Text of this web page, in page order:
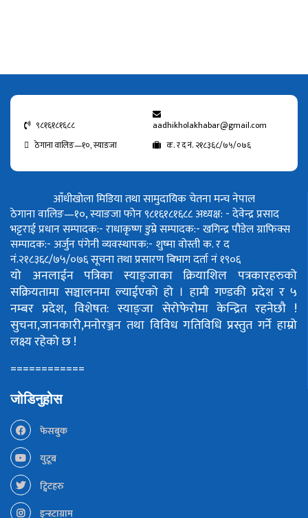
९८१६१८१६८८
aadhikholakhabar@gmail.com
ठेगाना वालिङ—१०, स्याङजा
क. र द नं. २१८३६८/७५/०७६
आँधीखोला मिडिया तथा सामुदायिक चेतना मन्च नेपाल
ठेगाना वालिङ—१०, स्याङजा फोन ९८१६१८१६८८अध्यक्ष: - देवेन्द्र प्रसाद
भट्टराईप्रधान सम्पादक:- राधाकृष्ण डुम्रेसम्पादक:- खगिन्द्र पौडेलग्राफिक्स
सम्पादक:- अर्जुन पंगेनीव्यवस्थापक:- शुष्मा वोस्तीक. र द
नं.२१८३६८/७५/०७६सूचना तथा प्रसारण बिभाग दर्ता नं १९०६
यो अनलाईन पत्रिका स्याङ्जाका क्रियाशिल पत्रकारहरुको
सक्रियतामा सञ्चालनमा ल्याईएको हो । हामी गण्डकी प्रदेश र ५
नम्बर प्रदेश, विशेषत: स्याङ्जा सेरोफेरोमा केन्द्रित रहनेछौ !
सुचना,जानकारी,मनोरञ्जन तथा विविध गतिविधि प्रस्तुत गर्ने हाम्रो
लक्ष्य रहेको छ !
============
जोडिनुहोस
फेसबुक
युटूब
ट्विटहरु
इन्स्टाग्राम